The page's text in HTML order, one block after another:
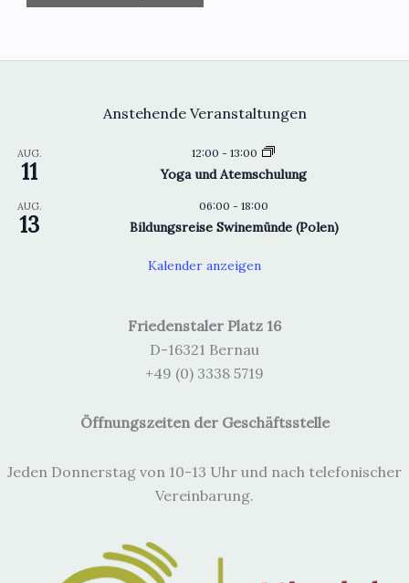
Anstehende Veranstaltungen
AUG.
11
12:00 - 13:00
Yoga und Atemschulung
AUG.
13
06:00 - 18:00
Bildungsreise Swinemünde (Polen)
Kalender anzeigen
Friedenstaler Platz 16
D-16321 Bernau
+49 (0) 3338 5719
Öffnungszeiten der Geschäftsstelle
Jeden Donnerstag von 10-13 Uhr und nach telefonischer
Vereinbarung.